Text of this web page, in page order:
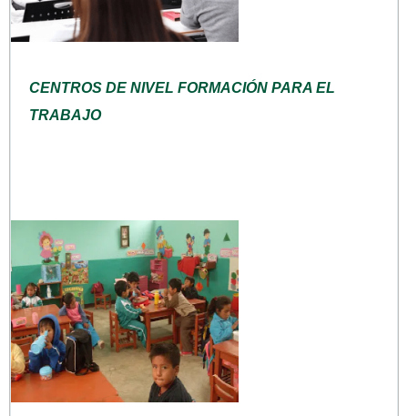
CENTROS DE NIVEL FORMACIÓN PARA EL
TRABAJO